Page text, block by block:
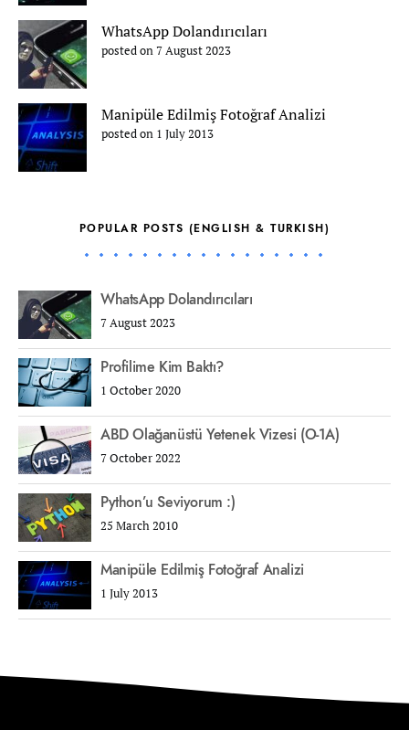
WhatsApp Dolandırıcıları
posted on 7 August 2023
Manipüle Edilmiş Fotoğraf Analizi
posted on 1 July 2013
POPULAR POSTS (ENGLISH & TURKISH)
WhatsApp Dolandırıcıları
7 August 2023
Profilime Kim Baktı?
1 October 2020
ABD Olağanüstü Yetenek Vizesi (O-1A)
7 October 2022
Python’u Seviyorum :)
25 March 2010
Manipüle Edilmiş Fotoğraf Analizi
1 July 2013